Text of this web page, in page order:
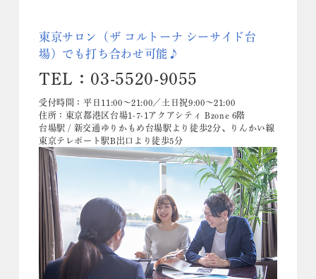
東京サロン（ザ コルトーナ シーサイド台
場）でも打ち合わせ可能♪
TEL：03-5520-9055
受付時間：平日11:00～21:00／土日祝9:00～21:00
住所：東京都港区台場1-7-1アクアシティ Bzone 6階
台場駅 / 新交通ゆりかもめ台場駅より徒歩2分、りんかい線
東京テレポート駅B出口より徒歩5分